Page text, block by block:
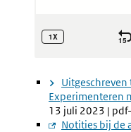
Experimenteren
13 juli 2023 |
Externe
Notities bij de